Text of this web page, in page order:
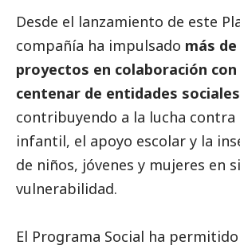
Desde el lanzamiento de este
compañía ha impulsado más de
proyectos en colaboración con
centenar de entidades sociales
contribuyendo a la lucha contra
infantil, el apoyo escolar y la
de niños, jóvenes y mujeres en
vulnerabilidad.
El Programa Social ha